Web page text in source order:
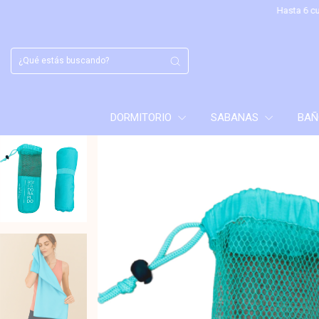
Hasta 6 cuotas sin
DORMITORIO SABANAS